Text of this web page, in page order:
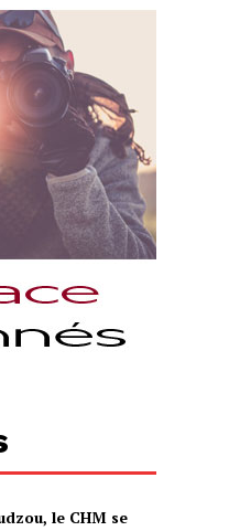
le CHM se